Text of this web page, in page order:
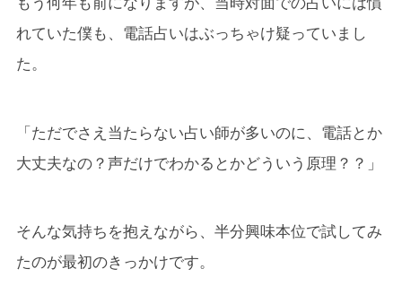
れていた僕も、電話占いはぶっちゃけ疑っていまし
た。
「ただでさえ当たらない占い師が多いのに、電話とか
大丈夫なの？声だけでわかるとかどういう原理？？」
そんな気持ちを抱えながら、半分興味本位で試してみ
たのが最初のきっかけです。